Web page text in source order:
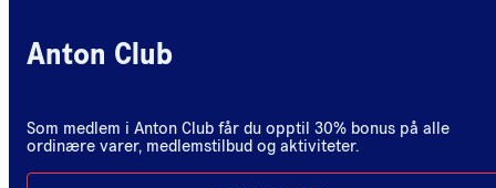
Anton Club
Som medlem i Anton Club får du opptil 30% bonus på alle
ordinære varer, medlemstilbud og aktiviteter.